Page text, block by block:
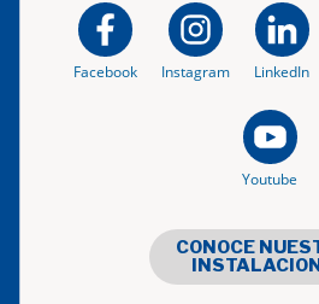
Facebook Instagram LinkedIn
Youtube
CONOCE